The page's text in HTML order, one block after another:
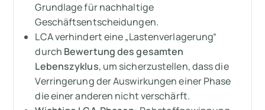
Beurteilen Sie den Lebenszyklus Ihres
Produkts mit Arbor
Zusammenfassung
Messen Sie Ihre CO2-Emissionen mit Arbor
Grundlage für nachhaltige
Geschäftsentscheidungen.
LCA verhindert eine „Lastenverlagerung“
durch Bewertung des gesamten
Lebenszyklus, um sicherzustellen, dass die
Verringerung der Auswirkungen einer Phase
die einer anderen nicht verschärft.